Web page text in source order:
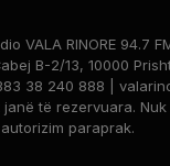
VALA RINORE 94.7
B-2/13, 10000
38 240 888 |
të rezervuara.
paraprak.